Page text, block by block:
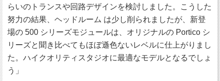
らいのトランスや回路デザインを検討しました。こうした
努力の結果、ヘッドルーム は少し削られましたが、新登
場の 500 シリーズモジュールは、オリジナルの Portico シ
リーズと聞き比べてもほぼ遜色ないレベルに仕上がりまし
た。ハイクオリティスタジオに最適なモデルとなるでしょ
う」